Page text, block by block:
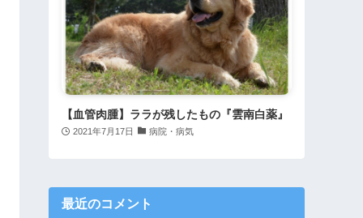
【血管肉腫】ララが残したもの『雲南白薬』
2021年7月17日 病院・病気
最近のコメント